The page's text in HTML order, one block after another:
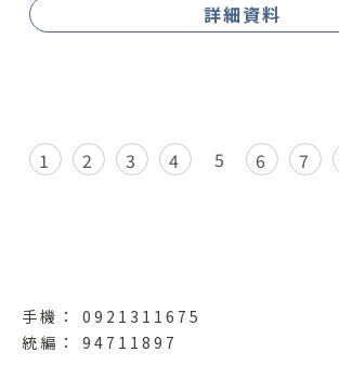
詳細資料
1 2 3 4 5 6 7
0921311675
94711897